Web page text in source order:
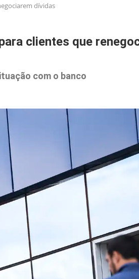
dívidas
clientes que
com o banco